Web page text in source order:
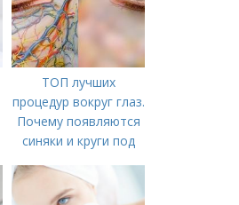
ТОП лучших
процедур вокруг глаз.
Почему появляются
синяки и круги под